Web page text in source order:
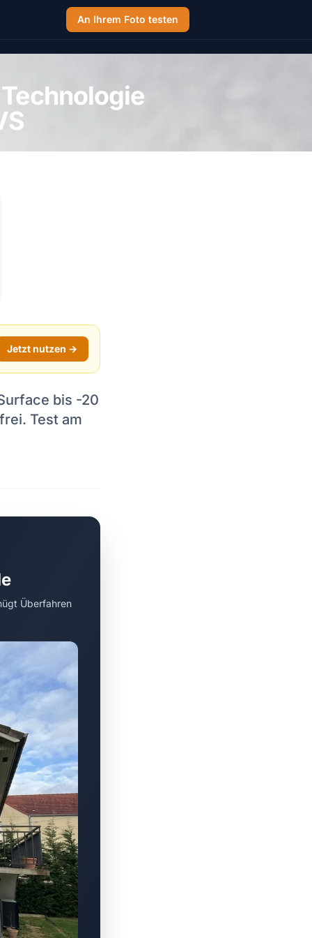
An Ihrem Foto testen
Jetzt nutzen →
bis -20
Test am
Überfahren